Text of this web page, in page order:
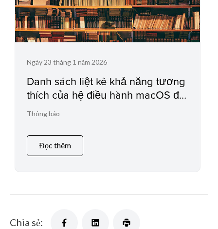
Ngày 23 tháng 1 năm 2026
Danh sách liệt kê khả năng tương
thích của hệ điều hành macOS đối
với máy in phun / máy quét
Thông báo
Đọc thêm
Chia sẻ: